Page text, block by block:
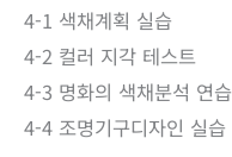
4-1 색채계획 실습
4-2 컬러 지각 테스트
4-3 명화의 색채분석 연습
4-4 조명기구디자인 실습